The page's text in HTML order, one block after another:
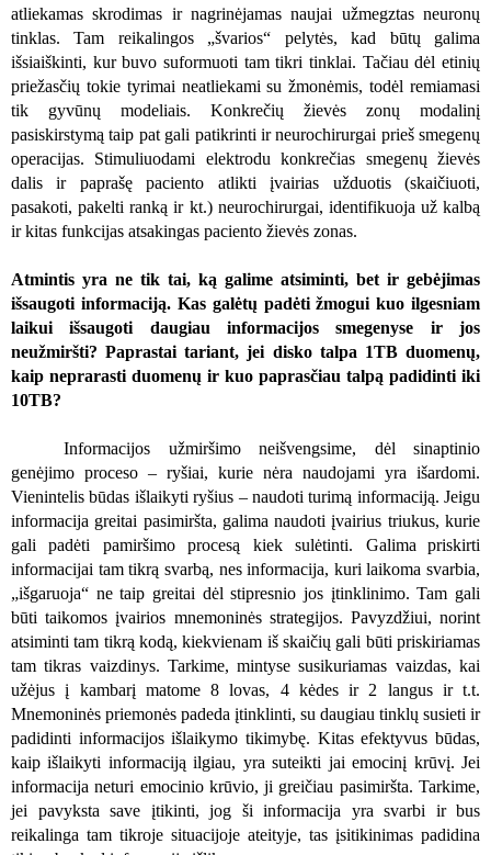
atliekamas skrodimas ir nagrinėjamas naujai užmegztas neuronų
tinklas. Tam reikalingos „švarios“ pelytės, kad būtų galima
išsiaiškinti, kur buvo suformuoti tam tikri tinklai. Tačiau dėl etinių
priežasčių tokie tyrimai neatliekami su žmonėmis, todėl remiamasi
tik gyvūnų modeliais. Konkrečių žievės zonų modalinį
pasiskirstymą taip pat gali patikrinti ir neurochirurgai prieš smegenų
operacijas. Stimuliuodami elektrodu konkrečias smegenų žievės
dalis ir paprašę paciento atlikti įvairias užduotis (skaičiuoti,
pasakoti, pakelti ranką ir kt.) neurochirurgai, identifikuoja už kalbą
ir kitas funkcijas atsakingas paciento žievės zonas.
Atmintis yra ne tik tai, ką galime atsiminti, bet ir gebėjimas
išsaugoti informaciją. Kas galėtų padėti žmogui kuo ilgesniam
laikui išsaugoti daugiau informacijos smegenyse ir jos
neužmiršti? Paprastai tariant, jei disko talpa 1TB duomenų,
kaip neprarasti duomenų ir kuo paprasčiau talpą padidinti iki
10TB?
Informacijos užmiršimo neišvengsime, dėl sinaptinio
genėjimo proceso – ryšiai, kurie nėra naudojami yra išardomi.
Vienintelis būdas išlaikyti ryšius – naudoti turimą informaciją. Jeigu
informacija greitai pasimiršta, galima naudoti įvairius triukus, kurie
gali padėti pamiršimo procesą kiek sulėtinti. Galima
priskirti
informacijai tam tikrą svarbą, nes informacija, kuri laikoma svarbia,
„išgaruoja“ ne taip greitai dėl stipresnio jos įtinklinimo. Tam gali
būti taikomos įvairios mnemoninės strategijos. Pavyzdžiui, norint
atsiminti tam tikrą kodą, kiekvienam iš skaičių gali būti priskiriamas
tam tikras vaizdinys. Tarkime, mintyse susikuriamas vaizdas, kai
užėjus į kambarį matome 8 lovas, 4 kėdes ir 2 langus ir t.t.
Mnemoninės priemonės padeda įtinklinti, su daugiau tinklų susieti ir
padidinti informacijos išlaikymo tikimybę. Kitas efektyvus būdas,
kaip išlaikyti informaciją ilgiau, yra suteikti jai emocinį krūvį. Jei
informacija neturi emocinio krūvio, ji greičiau pasimiršta. Tarkime,
jei pavyksta save įtikinti, jog ši informacija yra svarbi ir bus
reikalinga tam tikroje situacijoje ateityje, tas įsitikinimas padidina